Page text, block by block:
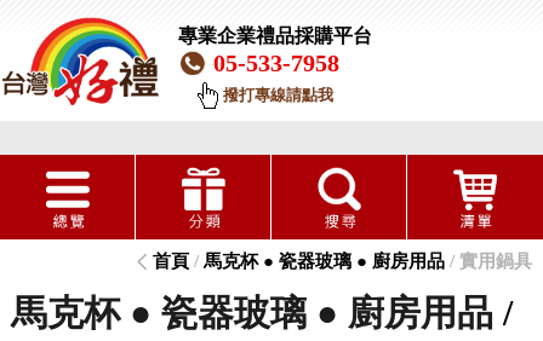
專業企業禮品採購平台
05-533-7958
撥打專線請點我
首頁 /馬克杯 ● 瓷器玻璃 ● 廚房用品 / 實用鍋具
馬克杯 ● 瓷器玻璃 ● 廚房用品 /